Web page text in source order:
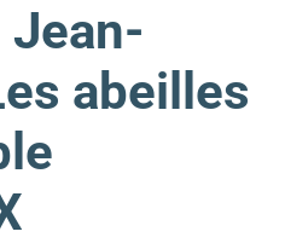
Jean-
abeilles